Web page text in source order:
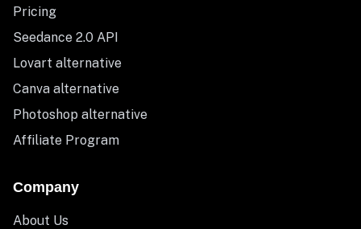
Pricing
Seedance 2.0 API
Lovart alternative
Canva alternative
Photoshop alternative
Affiliate Program
Company
About Us